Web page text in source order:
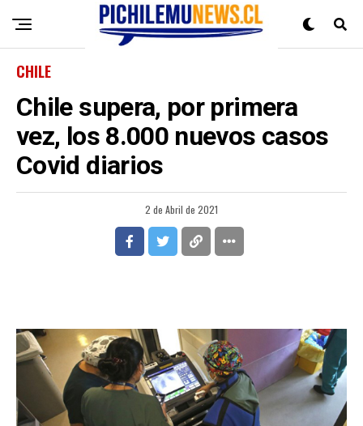
CHILE
Chile supera, por primera
vez, los 8.000 nuevos casos
Covid diarios
2 de Abril de 2021